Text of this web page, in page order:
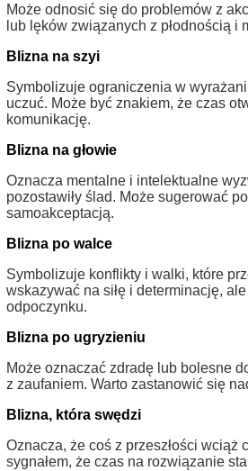
Może odnosić się do problemów z
lub lęków związanych z płodnością i
Blizna na szyi
Symbolizuje ograniczenia w
uczuć. Może być znakiem, że czas
komunikację.
Blizna na głowie
Oznacza mentalne i intelektualne
pozostawiły ślad. Może sugerować
samoakceptacją.
Blizna po walce
Symbolizuje konflikty i walki, które
wskazywać na siłę i determinację,
odpoczynku.
Blizna po ugryzieniu
Może oznaczać zdradę lub bolesne
z zaufaniem. Warto zastanowić się
Blizna, która swędzi
Oznacza, że coś z przeszłości wciąż
sygnałem, że czas na rozwiązanie